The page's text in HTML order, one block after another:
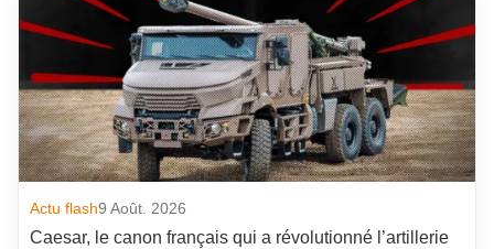
Actu flash9 Août. 2026
Caesar, le canon français qui a révolutionné l’artillerie